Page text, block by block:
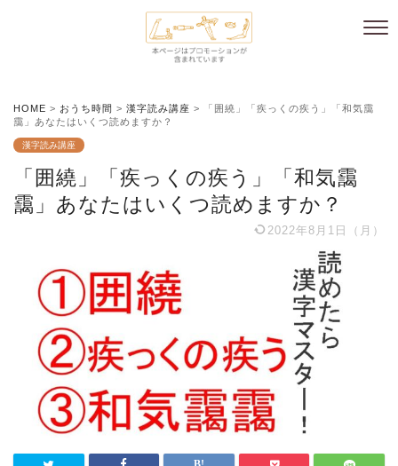
HOME > おうち時間 > 漢字読み講座 >
「囲繞」「疾っくの疾う」「和気靄
靄」あなたはいくつ読めますか？
漢字読み講座
「囲繞」「疾っくの疾う」「和気靄
靄」あなたはいくつ読めますか？
2022年8月1日（月）